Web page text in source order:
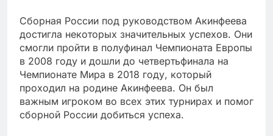
Сборная России под руководством Акинфеева
достигла некоторых значительных успехов. Они
смогли пройти в полуфинал Чемпионата Европы
в 2008 году и дошли до четвертьфинала на
Чемпионате Мира в 2018 году, который
проходил на родине Акинфеева. Он был
важным игроком во всех этих турнирах и помог
сборной России добиться успеха.